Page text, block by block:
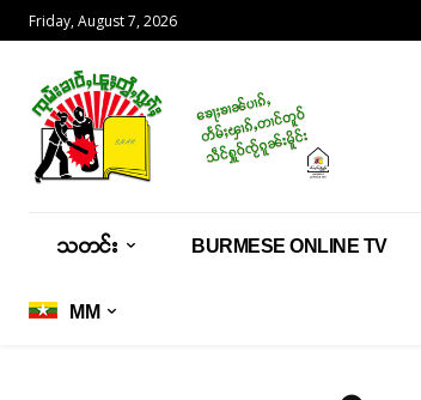
Friday, August 7, 2026
သတင်း BURMESE ONLINE TV
MM